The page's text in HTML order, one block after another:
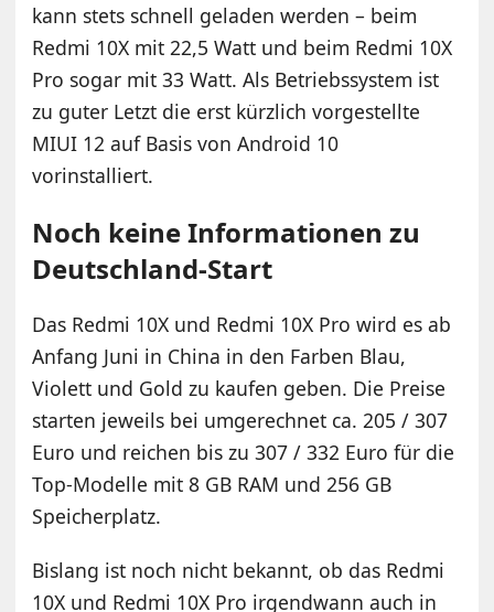
kann stets schnell geladen werden – beim
Redmi 10X mit 22,5 Watt und beim Redmi 10X
Pro sogar mit 33 Watt. Als Betriebssystem ist
zu guter Letzt die erst kürzlich vorgestellte
MIUI 12 auf Basis von Android 10
vorinstalliert.
Noch keine Informationen zu
Deutschland-Start
Das Redmi 10X und Redmi 10X Pro wird es ab
Anfang Juni in China in den Farben Blau,
Violett und Gold zu kaufen geben. Die Preise
starten jeweils bei umgerechnet ca. 205 / 307
Euro und reichen bis zu 307 / 332 Euro für die
Top-Modelle mit 8 GB RAM und 256 GB
Speicherplatz.
Bislang ist noch nicht bekannt, ob das Redmi
10X und Redmi 10X Pro irgendwann auch in